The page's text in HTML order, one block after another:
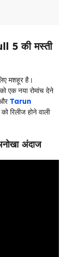
5 की मस्ती
मशहूर है।
एक नया रोमांच देने
Tarun
रिलीज होने वाली
अंदाज